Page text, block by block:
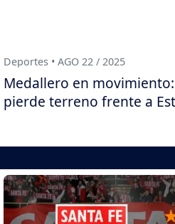
Deportes • AGO 22 / 2025
Medallero en
pierde terreno frente a